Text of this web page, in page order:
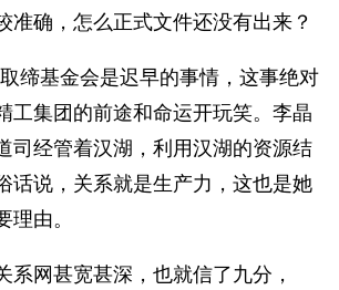
准确，怎么正式文件还没有出来？
缔基金会是迟早的事情，这事绝对
工集团的前途和命运开玩笑。李晶
司经管着汉湖，利用汉湖的资源结
话说，关系就是生产力，这也是她
理由。
系网甚宽甚深，也就信了九分，